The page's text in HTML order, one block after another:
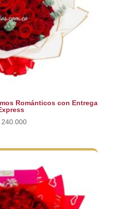
Románticos con Entrega